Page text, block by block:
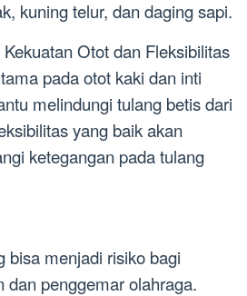
kuning telur, dan daging sapi.
Otot dan Fleksibilitas
pada otot kaki dan inti
melindungi tulang betis dari
yang baik akan
ketegangan pada tulang
bisa menjadi risiko bagi
dan penggemar olahraga.